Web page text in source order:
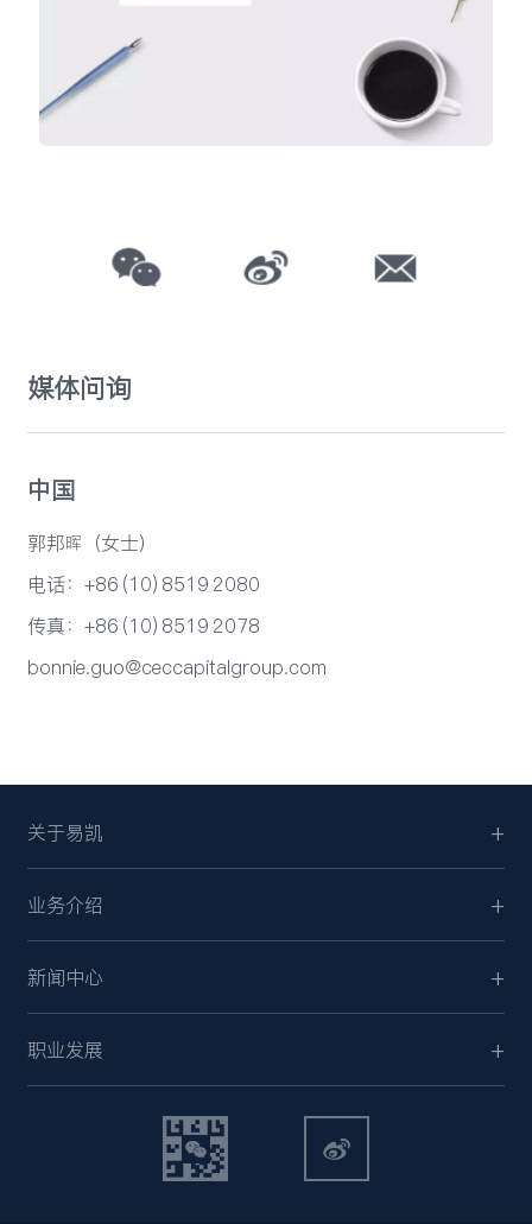
媒体问询
中国
郭邦晖（女士）
电话：+86 (10) 8519 2080
传真：+86 (10) 8519 2078
bonnie.guo@ceccapitalgroup.com
关于易凯
业务介绍
新闻中心
职业发展